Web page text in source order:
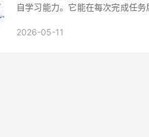
自学习能力。它能在每次完成任
2026-05-11